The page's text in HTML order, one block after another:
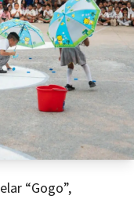
“Gogo”,